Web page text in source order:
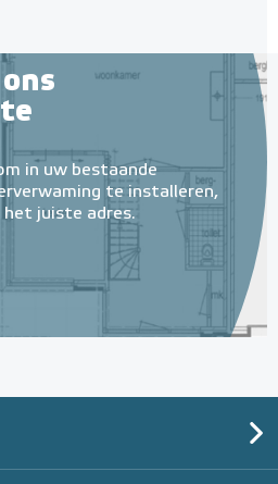
in uw bestaande
te installeren,
het juiste adres.